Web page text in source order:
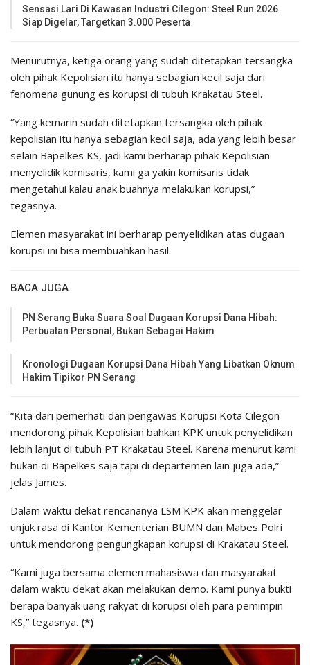
Sensasi Lari Di Kawasan Industri Cilegon: Steel Run 2026
Siap Digelar, Targetkan 3.000 Peserta
Menurutnya, ketiga orang yang sudah ditetapkan tersangka
oleh pihak Kepolisian itu hanya sebagian kecil saja dari
fenomena gunung es korupsi di tubuh Krakatau Steel.
“Yang kemarin sudah ditetapkan tersangka oleh pihak
kepolisian itu hanya sebagian kecil saja, ada yang lebih besar
selain Bapelkes KS, jadi kami berharap pihak Kepolisian
menyelidik komisaris, kami ga yakin komisaris tidak
mengetahui kalau anak buahnya melakukan korupsi,”
tegasnya.
Elemen masyarakat ini berharap penyelidikan atas dugaan
korupsi ini bisa membuahkan hasil.
BACA JUGA
PN Serang Buka Suara Soal Dugaan Korupsi Dana Hibah:
Perbuatan Personal, Bukan Sebagai Hakim
Kronologi Dugaan Korupsi Dana Hibah Yang Libatkan Oknum
Hakim Tipikor PN Serang
“Kita dari pemerhati dan pengawas Korupsi Kota Cilegon
mendorong pihak Kepolisian bahkan KPK untuk penyelidikan
lebih lanjut di tubuh PT Krakatau Steel. Karena menurut kami
bukan di Bapelkes saja tapi di departemen lain juga ada,”
jelas James.
Dalam waktu dekat rencananya LSM KPK akan menggelar
unjuk rasa di Kantor Kementerian BUMN dan Mabes Polri
untuk mendorong pengungkapan korupsi di Krakatau Steel.
“Kami juga bersama elemen mahasiswa dan masyarakat
dalam waktu dekat akan melakukan demo. Kami punya bukti
berapa banyak uang rakyat di korupsi oleh para pemimpin
KS,” tegasnya. (*)